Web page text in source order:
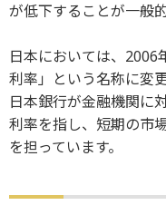
が低下することが一般的
日本においては、2006
利率」という名称に変
日本銀行が金融機関に
利率を指し、短期の市
を担っています。